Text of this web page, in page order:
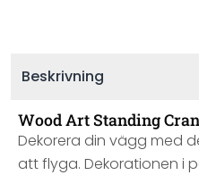
Beskrivning
Wood Art Standing
Dekorera din vägg med
att flyga. Dekorationen i